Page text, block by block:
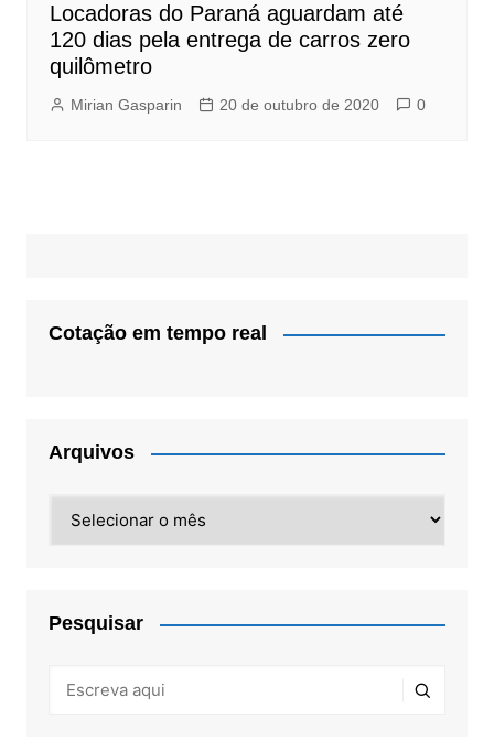
Locadoras do Paraná aguardam até
120 dias pela entrega de carros zero
quilômetro
Mirian Gasparin 20 de outubro de 2020 0
Cotação em tempo real
Arquivos
Pesquisar